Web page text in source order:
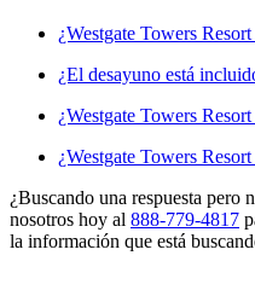
¿Westgate Towers
¿El desayuno está
¿Westgate Towers
¿Westgate Towers
¿Buscando una respuesta pero
nosotros hoy al 888-779-4817
la información que está